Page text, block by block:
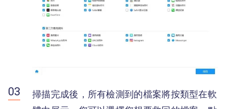
掃描完成後，所有檢測到的檔案將按類型在軟